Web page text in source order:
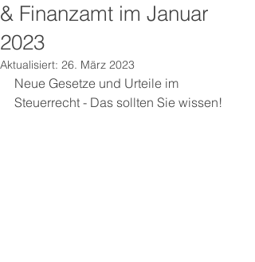
& Finanzamt im Januar
2023
Aktualisiert: 26. März 2023
Neue Gesetze und Urteile im
Steuerrecht - Das sollten Sie wissen!